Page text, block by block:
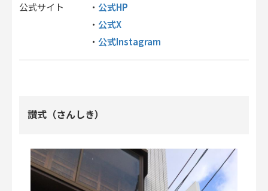
公式サイト
・ 公式HP
・ 公式X
・ 公式Instagram
讃式（さんしき）